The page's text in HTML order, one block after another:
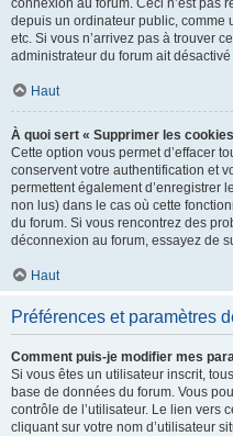
connexion au forum. Ceci n’est pas
depuis un ordinateur public, comme
etc. Si vous n’arrivez pas à trouver
administrateur du forum ait
Haut
À quoi sert « Supprimer les
Cette option vous permet d’effacer
conservent votre authentification et
permettent également d’enregistrer
non lus) dans le cas où cette
du forum. Si vous rencontrez des
déconnexion au forum, essayez de
Haut
Préférences et paramètres
Comment puis-je modifier mes
Si vous êtes un utilisateur inscrit,
base de données du forum. Vous
contrôle de l’utilisateur. Le lien vers
cliquant sur votre nom d’utilisateur